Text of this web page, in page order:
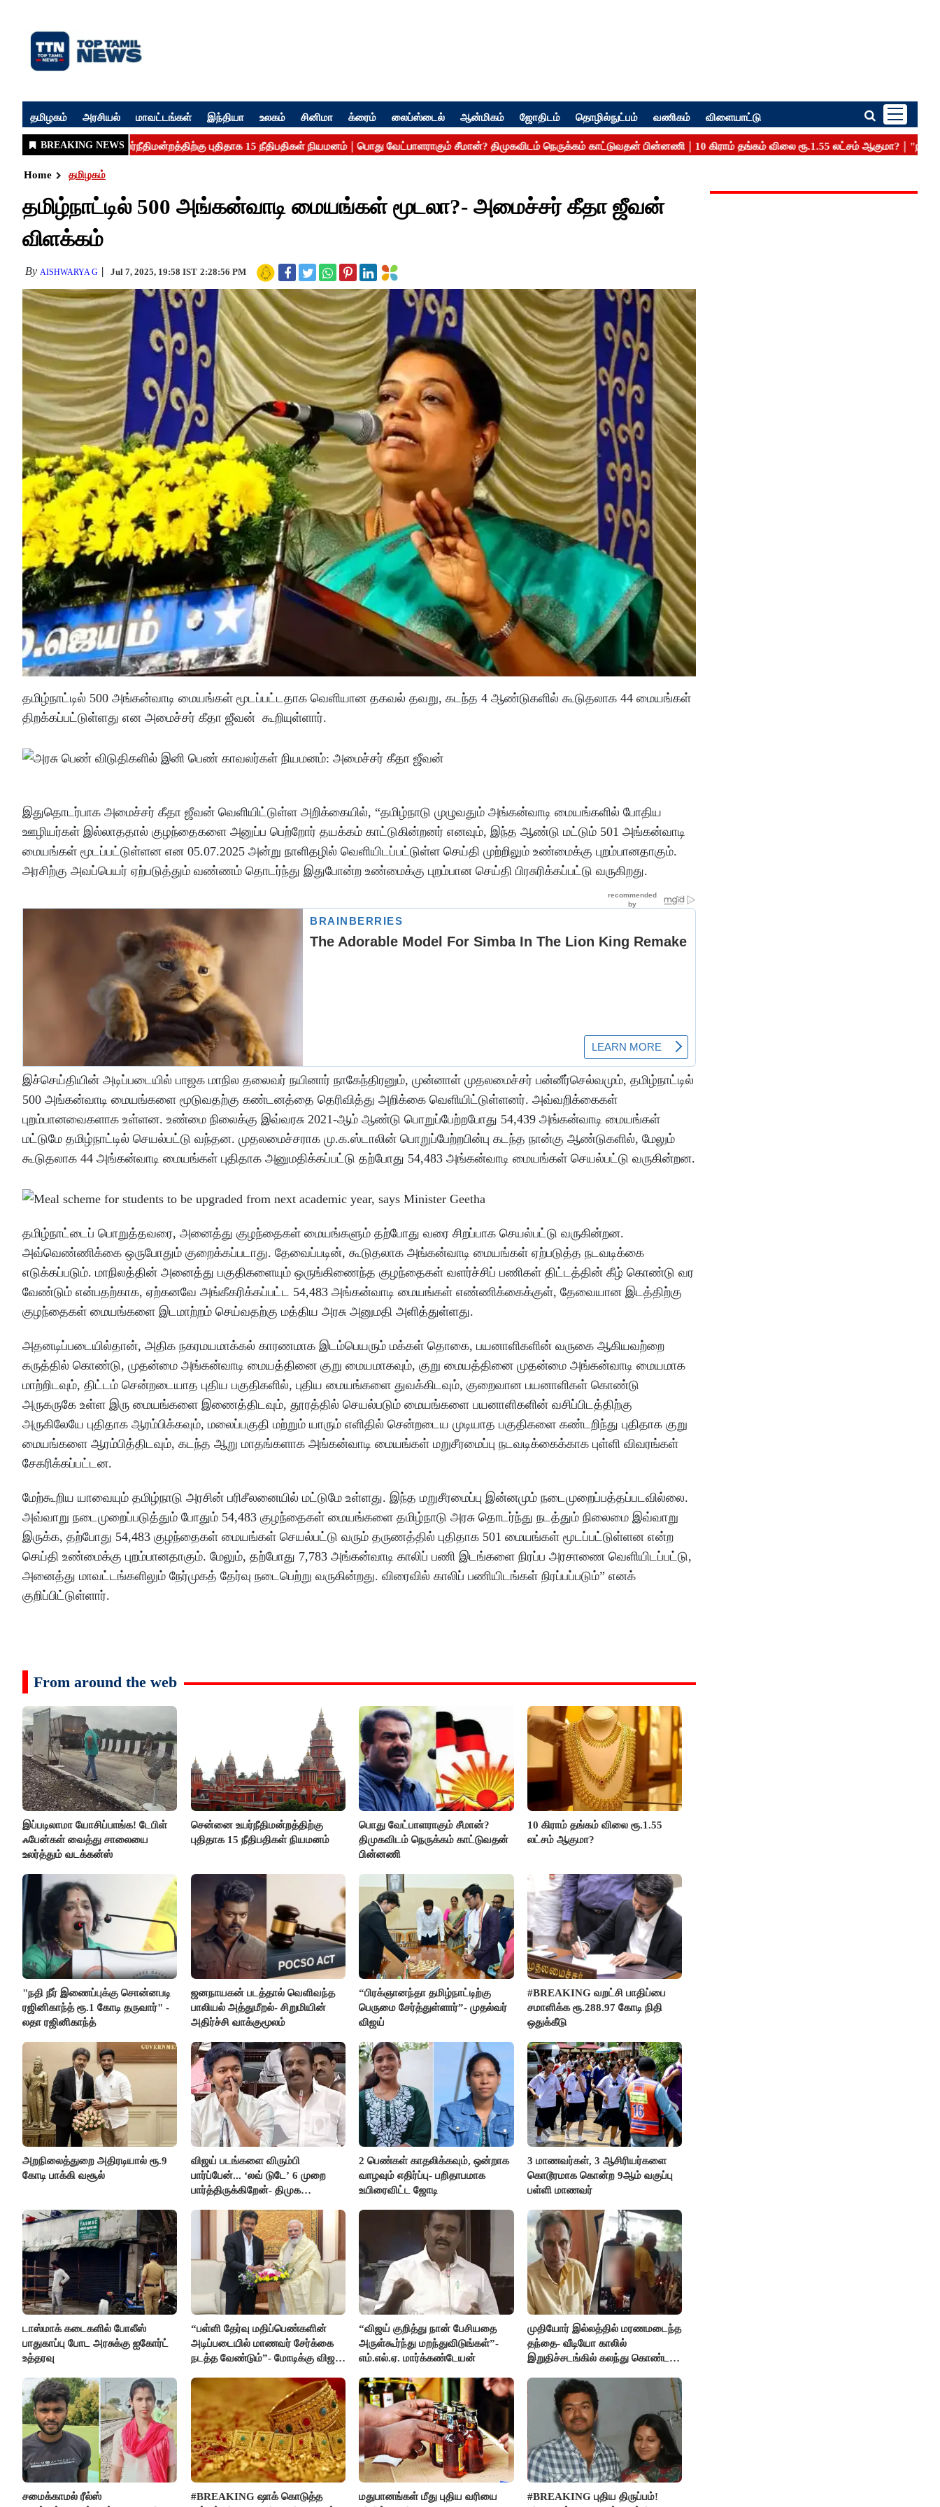
தமிழகம் அரசியல் மாவட்டங்கள் இந்தியா உலகம் சினிமா க்ரைம் லைப்ஸ்டைல் ஆன்மிகம் ஜோதிடம் தொழில்நுட்பம் வணிகம் விளையாட்டு
Home தமிழகம்
தமிழ்நாட்டில் 500 அங்கன்வாடி மையங்கள் மூடலா?- அமைச்சர் கீதா ஜீவன்
விளக்கம்
By AISHWARYA G Jul 7, 2025, 19:58 IST 2:28:56 PM
தமிழ்நாட்டில் 500 அங்கன்வாடி மையங்கள் மூடப்பட்டதாக வெளியான தகவல் தவறு, கடந்த 4 ஆண்டுகளில் கூடுதலாக 44 மையங்கள்
திறக்கப்பட்டுள்ளது என அமைச்சர் கீதா ஜீவன் கூறியுள்ளார்.
இதுதொடர்பாக அமைச்சர் கீதா ஜீவன் வெளியிட்டுள்ள அறிக்கையில், “தமிழ்நாடு முழுவதும் அங்கன்வாடி மையங்களில் போதிய
ஊழியர்கள் இல்லாததால் குழந்தைகளை அனுப்ப பெற்றோர் தயக்கம் காட்டுகின்றனர் எனவும், இந்த ஆண்டு மட்டும் 501 அங்கன்வாடி
மையங்கள் மூடப்பட்டுள்ளன என 05.07.2025 அன்று நாளிதழில் வெளியிடப்பட்டுள்ள செய்தி முற்றிலும் உண்மைக்கு புறம்பானதாகும்.
அரசிற்கு அவப்பெயர் ஏற்படுத்தும் வண்ணம் தொடர்ந்து இதுபோன்ற உண்மைக்கு புறம்பான செய்தி பிரசுரிக்கப்பட்டு வருகிறது.
இச்செய்தியின் அடிப்படையில் பாஜக மாநில தலைவர் நயினார் நாகேந்திரனும், முன்னாள் முதலமைச்சர் பன்னீர்செல்வமும், தமிழ்நாட்டில்
500 அங்கன்வாடி மையங்களை மூடுவதற்கு கண்டனத்தை தெரிவித்து அறிக்கை வெளியிட்டுள்ளனர். அவ்வறிக்கைகள்
புறம்பானவைகளாக உள்ளன. உண்மை நிலைக்கு இவ்வரசு 2021-ஆம் ஆண்டு பொறுப்பேற்றபோது 54,439 அங்கன்வாடி மையங்கள்
மட்டுமே தமிழ்நாட்டில் செயல்பட்டு வந்தன. முதலமைச்சராக மு.க.ஸ்டாலின் பொறுப்பேற்றபின்பு கடந்த நான்கு ஆண்டுகளில், மேலும்
கூடுதலாக 44 அங்கன்வாடி மையங்கள் புதிதாக அனுமதிக்கப்பட்டு தற்போது 54,483 அங்கன்வாடி மையங்கள் செயல்பட்டு வருகின்றன.
தமிழ்நாட்டைப் பொறுத்தவரை, அனைத்து குழந்தைகள் மையங்களும் தற்போது வரை சிறப்பாக செயல்பட்டு வருகின்றன.
அவ்வெண்ணிக்கை ஒருபோதும் குறைக்கப்படாது. தேவைப்படின், கூடுதலாக அங்கன்வாடி மையங்கள் ஏற்படுத்த நடவடிக்கை
எடுக்கப்படும். மாநிலத்தின் அனைத்து பகுதிகளையும் ஒருங்கிணைந்த குழந்தைகள் வளர்ச்சிப் பணிகள் திட்டத்தின் கீழ் கொண்டு வர
வேண்டும் என்பதற்காக, ஏற்கனவே அங்கீகரிக்கப்பட்ட 54,483 அங்கன்வாடி மையங்கள் எண்ணிக்கைக்குள், தேவையான இடத்திற்கு
குழந்தைகள் மையங்களை இடமாற்றம் செய்வதற்கு மத்திய அரசு அனுமதி அளித்துள்ளது.
அதனடிப்படையில்தான், அதிக நகரமயமாக்கல் காரணமாக இடம்பெயரும் மக்கள் தொகை, பயனாளிகளின் வருகை ஆகியவற்றை
கருத்தில் கொண்டு, முதன்மை அங்கன்வாடி மையத்தினை குறு மையமாகவும், குறு மையத்தினை முதன்மை அங்கன்வாடி மையமாக
மாற்றிடவும், திட்டம் சென்றடையாத புதிய பகுதிகளில், புதிய மையங்களை துவக்கிடவும், குறைவான பயனாளிகள் கொண்டு
அருகருகே உள்ள இரு மையங்களை இணைத்திடவும், தூரத்தில் செயல்படும் மையங்களை பயனாளிகளின் வசிப்பிடத்திற்கு
அருகிலேயே புதிதாக ஆரம்பிக்கவும், மலைப்பகுதி மற்றும் யாரும் எளிதில் சென்றடைய முடியாத பகுதிகளை கண்டறிந்து புதிதாக குறு
மையங்களை ஆரம்பித்திடவும், கடந்த ஆறு மாதங்களாக அங்கன்வாடி மையங்கள் மறுசீரமைப்பு நடவடிக்கைக்காக புள்ளி விவரங்கள்
சேகரிக்கப்பட்டன.
மேற்கூறிய யாவையும் தமிழ்நாடு அரசின் பரிசீலனையில் மட்டுமே உள்ளது. இந்த மறுசீரமைப்பு இன்னமும் நடைமுறைப்பத்தப்படவில்லை.
அவ்வாறு நடைமுறைப்படுத்தும் போதும் 54,483 குழந்தைகள் மையங்களை தமிழ்நாடு அரசு தொடர்ந்து நடத்தும் நிலைமை இவ்வாறு
இருக்க, தற்போது 54,483 குழந்தைகள் மையங்கள் செயல்பட்டு வரும் தருணத்தில் புதிதாக 501 மையங்கள் மூடப்பட்டுள்ளன என்ற
செய்தி உண்மைக்கு புறம்பானதாகும். மேலும், தற்போது 7,783 அங்கன்வாடி காலிப் பணி இடங்களை நிரப்ப அரசாணை வெளியிடப்பட்டு,
அனைத்து மாவட்டங்களிலும் நேர்முகத் தேர்வு நடைபெற்று வருகின்றது. விரைவில் காலிப் பணியிடங்கள் நிரப்பப்படும்” எனக்
குறிப்பிட்டுள்ளார்.
From around the web
இப்படிலாமா யோசிப்பாங்க! டேபிள்
ஃபேன்கள் வைத்து சாலையை
உலர்த்தும் வடக்கன்ஸ்
சென்னை உயர்நீதிமன்றத்திற்கு
புதிதாக 15 நீதிபதிகள் நியமனம்
பொது வேட்பாளராகும் சீமான்?
திமுகவிடம் நெருக்கம் காட்டுவதன்
பின்னணி
10 கிராம் தங்கம் விலை ரூ.1.55
லட்சம் ஆகுமா?
"நதி நீர் இணைப்புக்கு சொன்னபடி
ரஜினிகாந்த் ரூ.1 கோடி தருவார்" -
லதா ரஜினிகாந்த்
ஜனநாயகன் படத்தால் வெளிவந்த
பாலியல் அத்துமீறல்- சிறுமியின்
அதிர்ச்சி வாக்குமூலம்
“பிரக்ஞானந்தா தமிழ்நாட்டிற்கு
பெருமை சேர்த்துள்ளார்”- முதல்வர்
விஜய்
#BREAKING வறட்சி பாதிப்பை
சமாளிக்க ரூ.288.97 கோடி நிதி
ஒதுக்கீடு
அறநிலைத்துறை அதிரடியால் ரூ.9
கோடி பாக்கி வசூல்
விஜய் படங்களை விரும்பி
பார்ப்பேன்... ‘லவ் டுடே’ 6 முறை
பார்த்திருக்கிறேன்- திமுக
2 பெண்கள் காதலிக்கவும், ஒன்றாக
வாழவும் எதிர்ப்பு- பறிதாபமாக
உயிரைவிட்ட ஜோடி
3 மாணவர்கள், 3 ஆசிரியர்களை
கொடூரமாக கொன்ற 9ஆம் வகுப்பு
பள்ளி மாணவர்
டாஸ்மாக் கடைகளில் போலீஸ்
பாதுகாப்பு போட அரசுக்கு ஐகோர்ட்
உத்தரவு
“பள்ளி தேர்வு மதிப்பெண்களின்
அடிப்படையில் மாணவர் சேர்க்கை
நடத்த வேண்டும்”- மோடிக்கு விஜய்
“விஜய் குறித்து நான் பேசியதை
அருள்கூர்ந்து மறந்துவிடுங்கள்”-
எம்.எல்.ஏ. மார்க்கண்டேயன்
முதியோர் இல்லத்தில் மரணமடைந்த
தந்தை- வீடியோ காலில்
இறுதிச்சடங்கில் கலந்து கொண்ட
சமைக்காமல் ரீல்ஸ்
#BREAKING ஷாக் கொடுத்த
மதுபானங்கள் மீது புதிய வரியை
#BREAKING புதிய திருப்பம்!